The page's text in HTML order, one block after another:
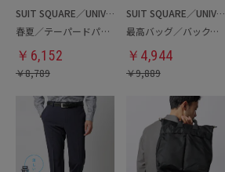
SUIT SQUARE／UNIVERSAL LANGUAGE
春夏／テーパードパンツ
￥ 6,152
￥8,789
SUIT SQUARE／UNIVERSAL LANGUAGE
最高バッグ／バックパック
￥ 4,944
￥9,889